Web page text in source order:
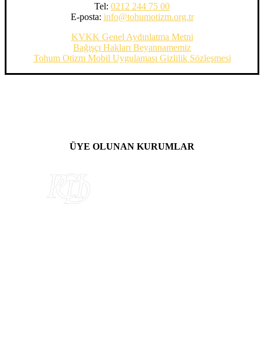
Tel: 0212 244 75 00
E-posta: info@tohumotizm.org.tr
KVKK Genel Aydınlatma Metni
Bağışçı Hakları Beyannamemiz
Tohum Otizm Mobil Uygulaması Gizlilik Sözleşmesi
ÜYE OLUNAN KURUMLAR